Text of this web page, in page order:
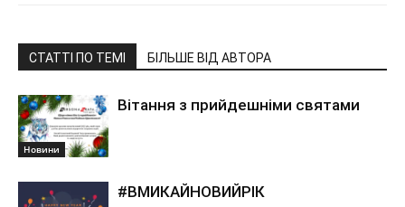
СТАТТІ ПО ТЕМІ БІЛЬШЕ ВІД АВТОРА
Новини
Вітання з прийдешніми святами
#ВМИКАЙНОВИЙРІК